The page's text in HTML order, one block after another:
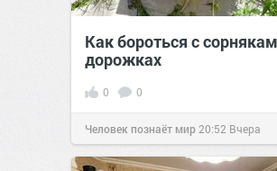
Как бороться с
дорожках
0 0
Человек познаёт мир 20:52 Вчера